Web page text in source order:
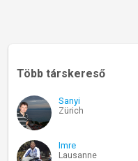
Több társkereső
Sanyi
Zürich
Imre
Lausanne